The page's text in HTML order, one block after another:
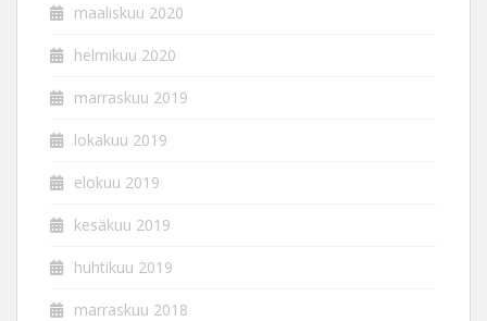
maaliskuu 2020
helmikuu 2020
marraskuu 2019
lokakuu 2019
elokuu 2019
kesäkuu 2019
huhtikuu 2019
marraskuu 2018